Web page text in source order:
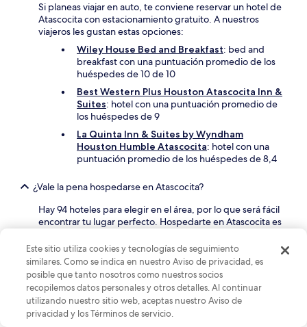
Si planeas viajar en auto, te conviene reservar un hotel de
Atascocita con estacionamiento gratuito. A nuestros
viajeros les gustan estas opciones:
Wiley House Bed and Breakfast: bed and
breakfast con una puntuación promedio de los
huéspedes de 10 de 10
Best Western Plus Houston Atascocita Inn &
Suites: hotel con una puntuación promedio de
los huéspedes de 9
La Quinta Inn & Suites by Wyndham
Houston Humble Atascocita: hotel con una
puntuación promedio de los huéspedes de 8,4
¿Vale la pena hospedarse en Atascocita?
Hay 94 hoteles para elegir en el área, por lo que será fácil
encontrar tu lugar perfecto. Hospedarte en Atascocita es
Northeast Houston y Indian Shores.
Más información sobre Atascocita
Descubre los Encantos Ocultos de Atascocita: Un Oasis
Junto al Lago de Aventura y Elegancia
Este sitio utiliza cookies y tecnologías de seguimiento
similares. Como se indica en nuestro Aviso de privacidad, es
posible que tanto nosotros como nuestros socios
recopilemos datos personales y otros detalles. Al continuar
utilizando nuestro sitio web, aceptas nuestro Aviso de
privacidad y los Términos de servicio.